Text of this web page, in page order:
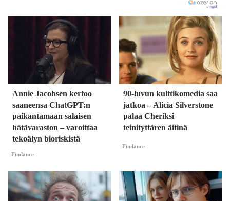
Annie Jacobsen kertoo
saaneensa ChatGPT:n
paikantamaan salaisen
hätävaraston – varoittaa
tekoälyn bioriskistä
Findance
90-luvun kulttikomedia saa
jatkoa – Alicia Silverstone
palaa Cheriksi
teinityttären äitinä
Findance